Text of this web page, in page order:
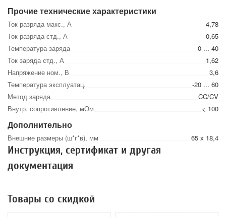
Прочие технические характеристики
Ток разряда макс., А
4,78
Ток разряда стд., А
0,65
Температура заряда
0 ... 40
Ток заряда стд., А
1,62
Напряжение ном., В
3,6
Температура эксплуатац.
-20 ... 60
Метод заряда
CC/CV
Внутр. сопротивление, мОм
< 100
Дополнительно
Внешние размеры (ш*г*в), мм 65 х 18,4
Инструкция, сертификат и другая
документация
Товары со скидкой